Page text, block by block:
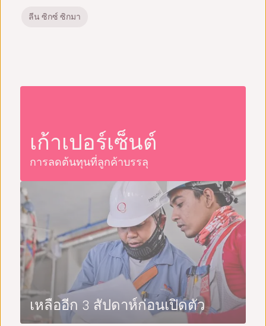
ลีน ซิกซ์ ซิกมา
เก้าเปอร์เซ็นต์
การลดต้นทุนที่ลูกค้าบรรลุ
เหลืออีก 3 สัปดาห์ก่อนเปิดตัว